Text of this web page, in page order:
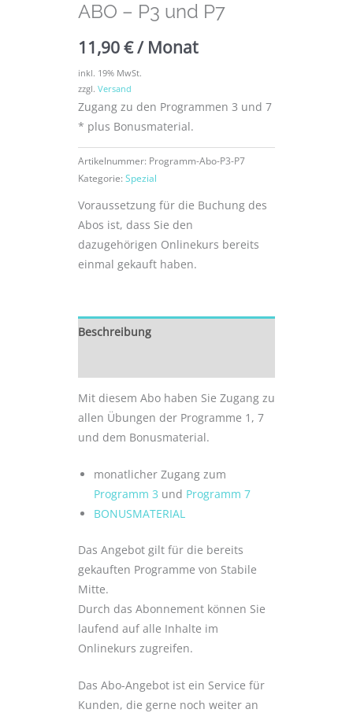
ABO – P3 und P7
11,90€/ Monat
inkl. 19% MwSt.
zzgl. Versand
Zugang zu den Programmen 3 und 7
* plus Bonusmaterial.
Artikelnummer: Programm-Abo-P3-P7
Kategorie: Spezial
Voraussetzung für die Buchung des
Abos ist, dass Sie den
dazugehörigen Onlinekurs bereits
einmal gekauft haben.
Beschreibung
Mit diesem Abo haben Sie Zugang zu
allen Übungen der Programme 1, 7
und dem Bonusmaterial.
monatlicher Zugang zum
Programm 3 und Programm 7
BONUSMATERIAL
Das Angebot gilt für die bereits
gekauften Programme von Stabile
Mitte.
Durch das Abonnement können Sie
laufend auf alle Inhalte im
Onlinekurs zugreifen.
Das Abo-Angebot ist ein Service für
Kunden, die gerne noch weiter an